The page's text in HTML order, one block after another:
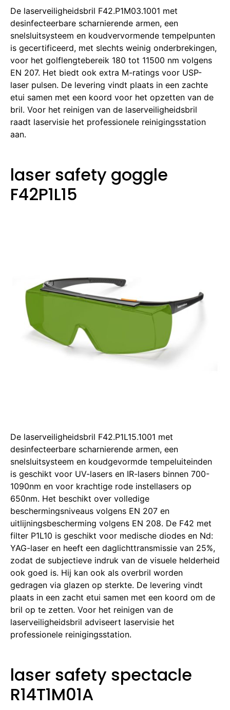
De laserveiligheidsbril F42.P1M03.1001 met
desinfecteerbare scharnierende armen, een
snelsluitsysteem en koudvervormende tempelpunten
is gecertificeerd, met slechts weinig onderbrekingen,
voor het golflengtebereik 180 tot 11500 nm volgens
EN 207. Het biedt ook extra M-ratings voor USP-
laser pulsen. De levering vindt plaats in een zachte
etui samen met een koord voor het opzetten van de
bril. Voor het reinigen van de laserveiligheidsbril
raadt laservisie het professionele reinigingsstation
aan.
laser safety goggle
F42P1L15
De laserveiligheidsbril F42.P1L15.1001 met
desinfecteerbare scharnierende armen, een
snelsluitsysteem en koudgevormde tempeluiteinden
is geschikt voor UV-lasers en IR-lasers binnen 700-
1090nm en voor krachtige rode instellasers op
650nm. Het beschikt over volledige
beschermingsniveaus volgens EN 207 en
uitlijningsbescherming volgens EN 208. De F42 met
filter P1L10 is geschikt voor medische diodes en Nd:
YAG-laser en heeft een daglichttransmissie van 25%,
zodat de subjectieve indruk van de visuele helderheid
ook goed is. Hij kan ook als overbril worden
gedragen via glazen op sterkte. De levering vindt
plaats in een zacht etui samen met een koord om de
bril op te zetten. Voor het reinigen van de
laserveiligheidsbril adviseert laservisie het
professionele reinigingsstation.
laser safety spectacle
R14T1M01A